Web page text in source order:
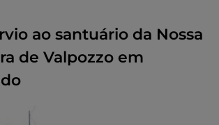
ao santuário da Nossa
de Valpozzo em